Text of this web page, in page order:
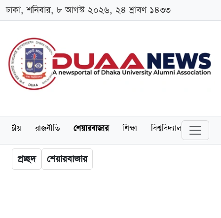
ঢাকা, শনিবার, ৮ আগস্ট ২০২৬, ২৪ শ্রাবণ ১৪৩৩
জাতীয় রাজনীতি শেয়ারবাজার শিক্ষা বিশ্ববিদ্যালয়
প্রচ্ছদ শেয়ারবাজার